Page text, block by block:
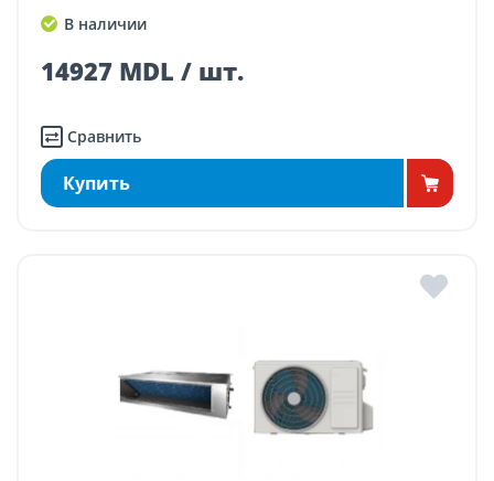
В наличии
14927 MDL / шт.
Сравнить
Купить